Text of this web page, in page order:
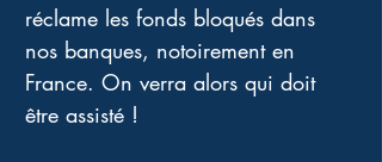
réclame les fonds bloqués dans
nos banques, notoirement en
France. On verra alors qui doit
être assisté !